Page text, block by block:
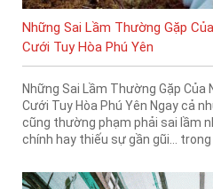
Những Sai Lầm Thường Gặp
Cưới Tuy Hòa Phú Yên
Những Sai Lầm Thường Gặp Của
Cưới Tuy Hòa Phú Yên Ngay cả
cũng thường phạm phải sai lầm
chính hay thiếu sự gần gũi…